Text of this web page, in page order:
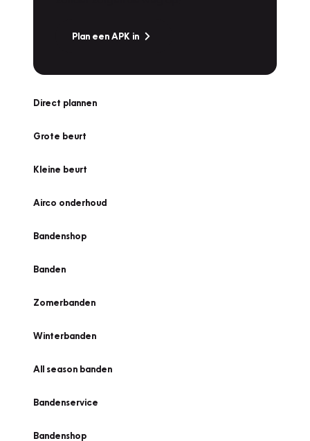
Plan een APK in
Direct plannen
Grote beurt
Kleine beurt
Airco onderhoud
Bandenshop
Banden
Zomerbanden
Winterbanden
All season banden
Bandenservice
Bandenshop